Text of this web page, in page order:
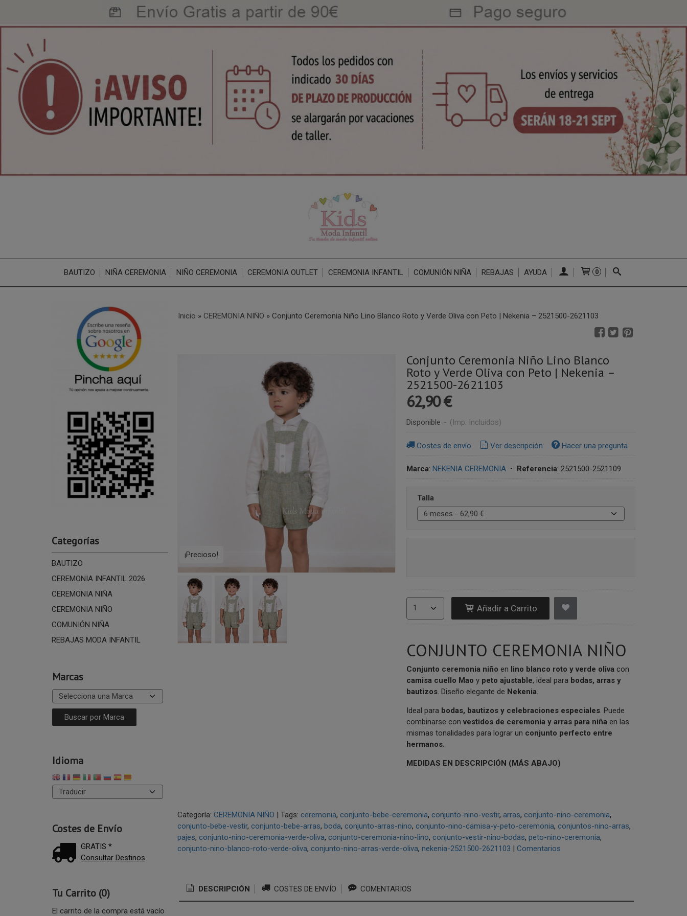
BAUTIZO NIÑA CEREMONIA NIÑO CEREMONIA CEREMONIA OUTLET CEREMONIA INFANTIL COMUNIÓN NIÑA REBAJAS AYUDA 0
Categorías
BAUTIZO
CEREMONIA INFANTIL 2026
CEREMONIA NIÑA
CEREMONIA NIÑO
COMUNIÓN NIÑA
REBAJAS MODA INFANTIL
Marcas
Idioma
Costes de Envío
GRATIS *
Consultar Destinos
Tu Carrito (0)
El carrito de la compra está vacío
Inicio » CEREMONIA NIÑO » Conjunto Ceremonia Niño Lino Blanco Roto y Verde Oliva con Peto | Nekenia – 2521500-2621103
¡Precioso!
Conjunto Ceremonia Niño Lino Blanco
Roto y Verde Oliva con Peto | Nekenia –
2521500-2621103
62,90 €
Disponible - (Imp. Incluidos)
Costes de envío Ver descripción Hacer una pregunta
Marca: NEKENIA CEREMONIA• Referencia: 2521500-2521109
Talla
Añadir a Carrito
CONJUNTO CEREMONIA NIÑO
Conjunto ceremonia niño en lino blanco roto y verde olivacon
camisa cuello Mao y peto ajustable, ideal para bodas, arras y
bautizos. Diseño elegante de Nekenia.
Ideal para bodas, bautizos y celebraciones especiales. Puede
combinarse con vestidos de ceremonia y arras para niñaen las
mismas tonalidades para lograr un conjunto perfecto entre
hermanos.
MEDIDAS EN DESCRIPCIÓN (MÁS ABAJO)
Categoría: CEREMONIA NIÑO | Tags: ceremonia conjunto-bebe-ceremonia conjunto-nino-vestir arras conjunto-nino-ceremonia
conjunto-bebe-vestir conjunto-bebe-arras boda conjunto-arras-nino conjunto-nino-camisa-y-peto-ceremonia conjuntos-nino-arras
pajes conjunto-nino-ceremonia-verde-oliva conjunto-ceremonia-nino-lino conjunto-vestir-nino-bodas peto-nino-ceremonia
conjunto-nino-blanco-roto-verde-oliva conjunto-nino-arras-verde-oliva nekenia-2521500-2621103 | Comentarios
DESCRIPCIÓN COSTES DE ENVÍO COMENTARIOS